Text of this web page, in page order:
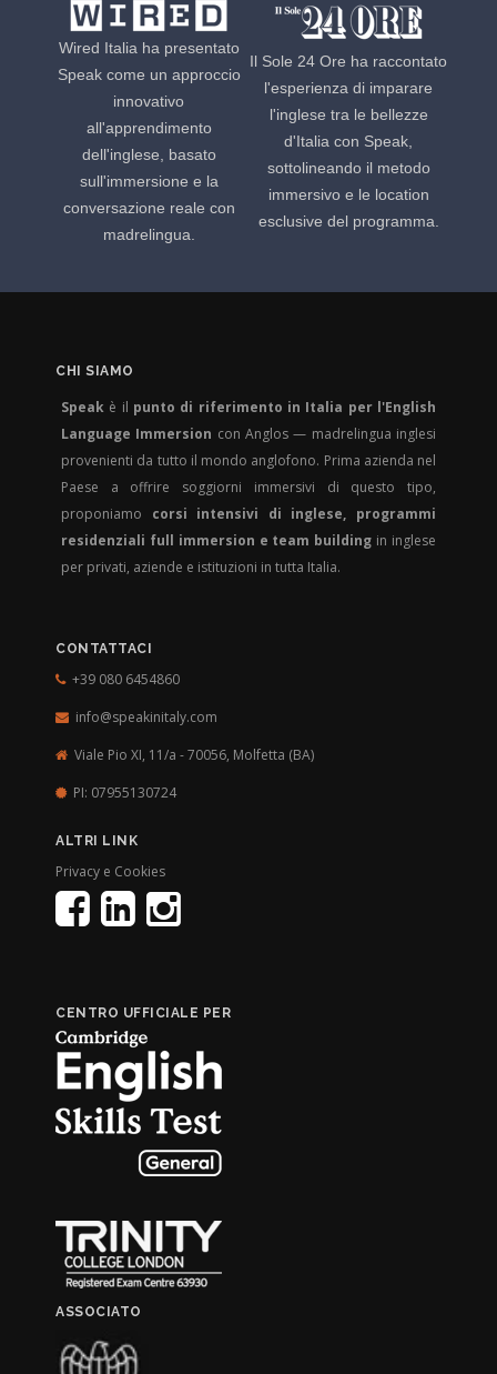
Wired Italia ha presentato
Speak come un approccio
innovativo
all'apprendimento
dell'inglese, basato
sull'immersione e la
conversazione reale con
madrelingua.
Il Sole 24 Ore ha raccontato
l'esperienza di imparare
l'inglese tra le bellezze
d'Italia con Speak,
sottolineando il metodo
immersivo e le location
esclusive del programma.
CHI SIAMO
Speak è il punto di riferimento in Italia per l'English
Language Immersion con Anglos — madrelingua inglesi
provenienti da tutto il mondo anglofono. Prima azienda nel
Paese a offrire soggiorni immersivi di questo tipo,
proponiamo corsi intensivi di inglese, programmi
residenziali full immersion e team building in inglese
per privati, aziende e istituzioni in tutta Italia.
CONTATTACI
+39 080 6454860
info@speakinitaly.com
Viale Pio XI, 11/a - 70056, Molfetta (BA)
PI: 07955130724
ALTRI LINK
Privacy e Cookies
CENTRO UFFICIALE PER
ASSOCIATO